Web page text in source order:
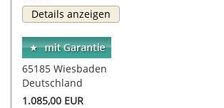
Details anzeigen
65185 Wiesbaden
Deutschland
1.085,00 EUR